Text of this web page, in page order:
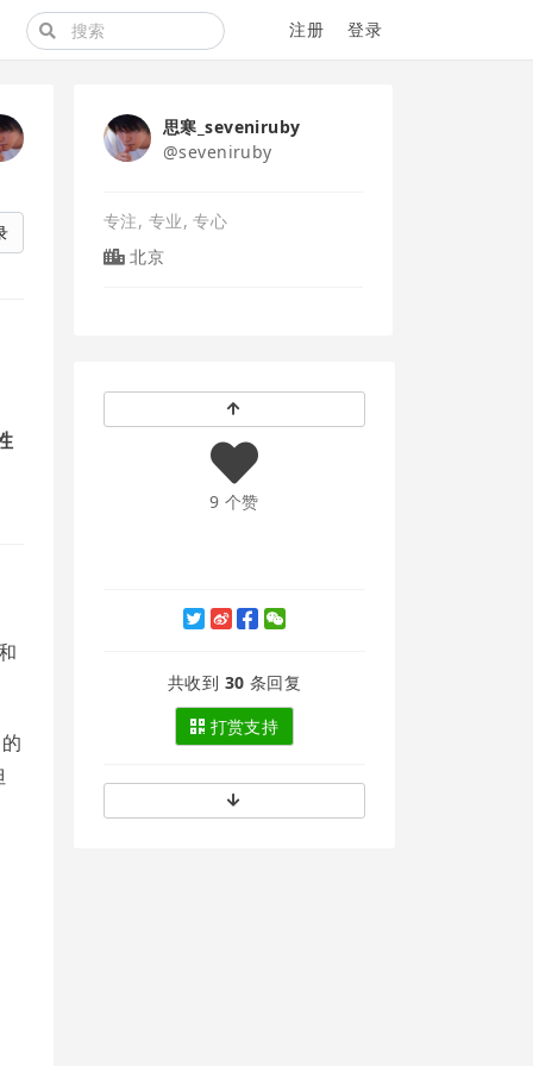
注册 登录
思寒_seveniruby
@seveniruby
专注, 专业, 专心
北京
9 个赞
共收到 30 条回复
打赏支持